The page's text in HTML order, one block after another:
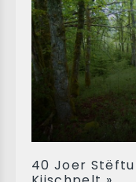
40 Joer